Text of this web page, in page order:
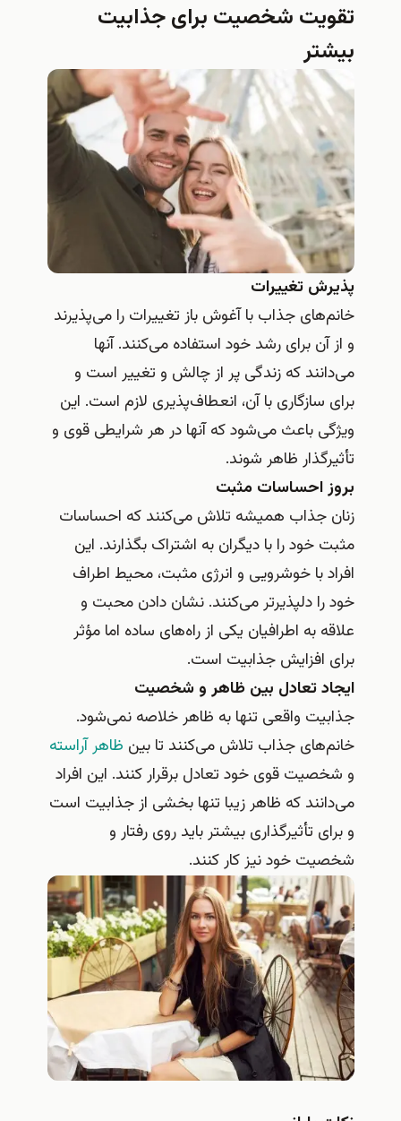
تقویت شخصیت برای جذابیت
بیشتر
پذیرش تغییرات
خانم‌های جذاب با آغوش باز تغییرات را می‌پذیرند
و از آن برای رشد خود استفاده می‌کنند. آنها
می‌دانند که زندگی پر از چالش و تغییر است و
برای سازگاری با آن، انعطاف‌پذیری لازم است. این
ویژگی باعث می‌شود که آنها در هر شرایطی قوی و
تأثیرگذار ظاهر شوند.
بروز احساسات مثبت
زنان جذاب همیشه تلاش می‌کنند که احساسات
مثبت خود را با دیگران به اشتراک بگذارند. این
افراد با خوشرویی و انرژی مثبت، محیط اطراف
خود را دلپذیرتر می‌کنند. نشان دادن محبت و
علاقه به اطرافیان یکی از راه‌های ساده اما مؤثر
برای افزایش جذابیت است.
ایجاد تعادل بین ظاهر و شخصیت
جذابیت واقعی تنها به ظاهر خلاصه نمی‌شود.
خانم‌های جذاب تلاش می‌کنند تا بین ظاهر آراسته
و شخصیت قوی خود تعادل برقرار کنند. این افراد
می‌دانند که ظاهر زیبا تنها بخشی از جذابیت است
و برای تأثیرگذاری بیشتر باید روی رفتار و
شخصیت خود نیز کار کنند.